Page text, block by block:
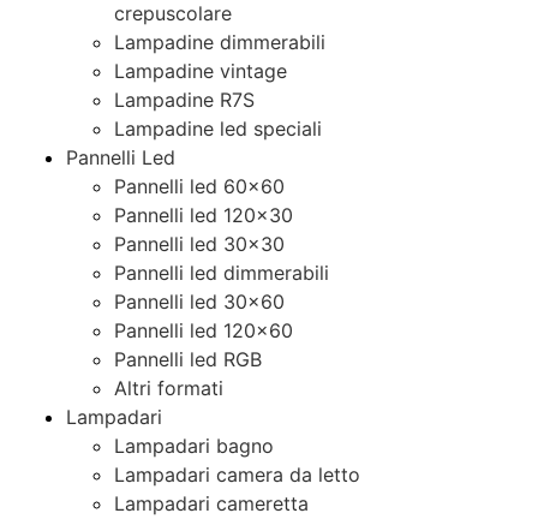
crepuscolare
Lampadine dimmerabili
Lampadine vintage
Lampadine R7S
Lampadine led speciali
Pannelli Led
Pannelli led 60×60
Pannelli led 120×30
Pannelli led 30×30
Pannelli led dimmerabili
Pannelli led 30×60
Pannelli led 120×60
Pannelli led RGB
Altri formati
Lampadari
Lampadari bagno
Lampadari camera da letto
Lampadari cameretta